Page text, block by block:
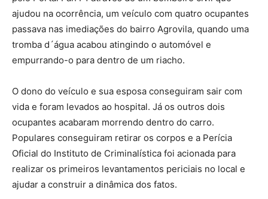
ajudou na ocorrência, um veículo com quatro ocupantes
passava nas imediações do bairro Agrovila, quando uma
tromba d´água acabou atingindo o automóvel e
empurrando-o para dentro de um riacho.
O dono do veículo e sua esposa conseguiram sair com
vida e foram levados ao hospital. Já os outros dois
ocupantes acabaram morrendo dentro do carro.
Populares conseguiram retirar os corpos e a Perícia
Oficial do Instituto de Criminalística foi acionada para
realizar os primeiros levantamentos periciais no local e
ajudar a construir a dinâmica dos fatos.